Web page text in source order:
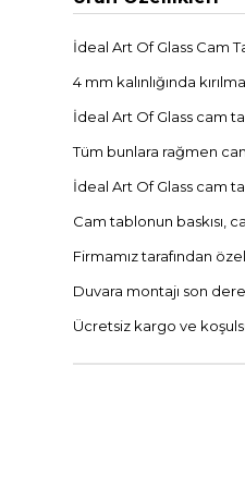
İdeal Art Of Glass Cam
4 mm kalınlığında
İdeal Art Of Glass cam
Tüm bunlara rağmen
İdeal Art Of Glass cam
Cam tablonun baskısı,
Firmamız tarafından
Duvara montajı son
Ücretsiz kargo ve